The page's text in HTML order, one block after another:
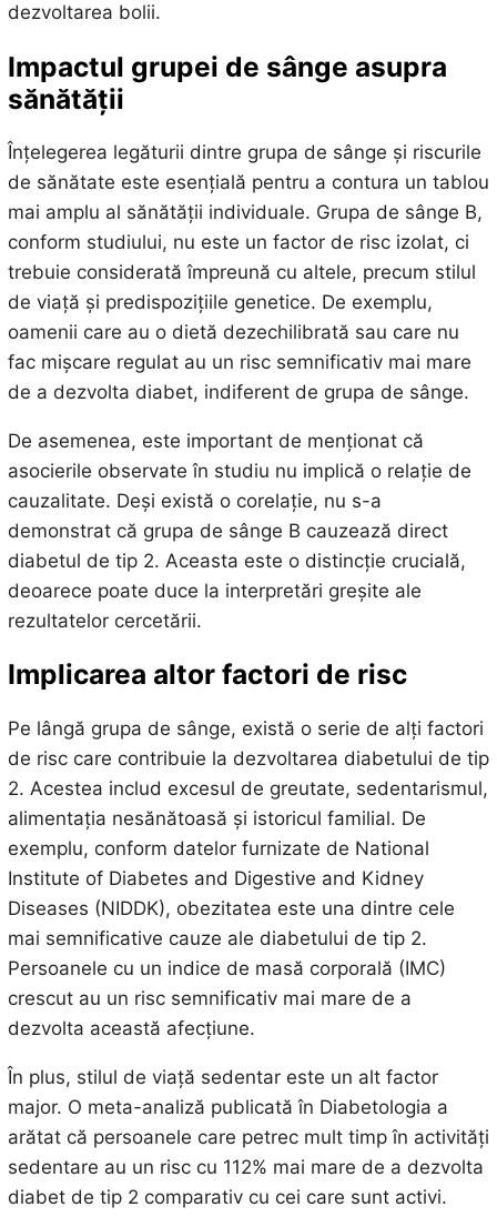
dezvoltarea bolii.
Impactul grupei de sânge asupra
sănătății
Înțelegerea legăturii dintre grupa de sânge și riscurile
de sănătate este esențială pentru a contura un tablou
mai amplu al sănătății individuale. Grupa de sânge B,
conform studiului, nu este un factor de risc izolat, ci
trebuie considerată împreună cu altele, precum stilul
de viață și predispozițiile genetice. De exemplu,
oamenii care au o dietă dezechilibrată sau care nu
fac mișcare regulat au un risc semnificativ mai mare
de a dezvolta diabet, indiferent de grupa de sânge.
De asemenea, este important de menționat că
asocierile observate în studiu nu implică o relație de
cauzalitate. Deși există o corelație, nu s-a
demonstrat că grupa de sânge B cauzează direct
diabetul de tip 2. Aceasta este o distincție crucială,
deoarece poate duce la interpretări greșite ale
rezultatelor cercetării.
Implicarea altor factori de risc
Pe lângă grupa de sânge, există o serie de alți factori
de risc care contribuie la dezvoltarea diabetului de tip
2. Acestea includ excesul de greutate, sedentarismul,
alimentația nesănătoasă și istoricul familial. De
exemplu, conform datelor furnizate de National
Institute of Diabetes and Digestive and Kidney
Diseases (NIDDK), obezitatea este una dintre cele
mai semnificative cauze ale diabetului de tip 2.
Persoanele cu un indice de masă corporală (IMC)
crescut au un risc semnificativ mai mare de a
dezvolta această afecțiune.
În plus, stilul de viață sedentar este un alt factor
major. O meta-analiză publicată în Diabetologia a
arătat că persoanele care petrec mult timp în activități
sedentare au un risc cu 112% mai mare de a dezvolta
diabet de tip 2 comparativ cu cei care sunt activi.